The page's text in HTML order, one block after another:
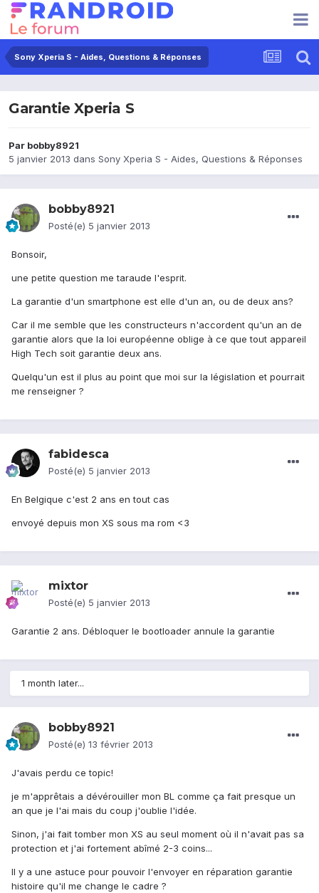
Sony Xperia S - Aides, Questions & Réponses
Garantie Xperia S
Par bobby8921
5 janvier 2013 dans Sony Xperia S - Aides, Questions & Réponses
bobby8921
Posté(e) 5 janvier 2013
Bonsoir,
une petite question me taraude l'esprit.
La garantie d'un smartphone est elle d'un an, ou de deux ans?
Car il me semble que les constructeurs n'accordent qu'un an de
garantie alors que la loi européenne oblige à ce que tout appareil
High Tech soit garantie deux ans.
Quelqu'un est il plus au point que moi sur la législation et pourrait
me renseigner ?
fabidesca
Posté(e) 5 janvier 2013
En Belgique c'est 2 ans en tout cas
envoyé depuis mon XS sous ma rom <3
mixtor
Posté(e) 5 janvier 2013
Garantie 2 ans. Débloquer le bootloader annule la garantie
1 month later...
bobby8921
Posté(e) 13 février 2013
J'avais perdu ce topic!
je m'apprêtais a dévérouiller mon BL comme ça fait presque un
an que je l'ai mais du coup j'oublie l'idée.
Sinon, j'ai fait tomber mon XS au seul moment où il n'avait pas sa
protection et j'ai fortement abîmé 2-3 coins...
Il y a une astuce pour pouvoir l'envoyer en réparation garantie
histoire qu'il me change le cadre ?